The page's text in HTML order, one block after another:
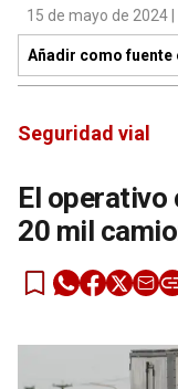
15 de mayo de 2024
Añadir como fuente
Seguridad vial
El operativo
20 mil